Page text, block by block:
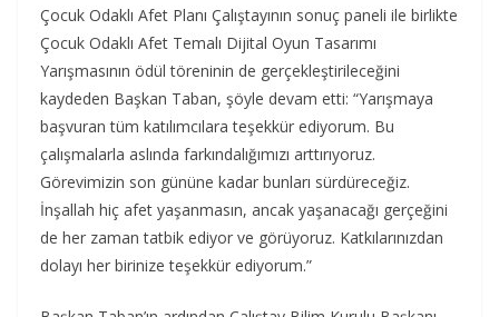
Çocuk Odaklı Afet Planı Çalıştayının sonuç paneli ile birlikte
Çocuk Odaklı Afet Temalı Dijital Oyun Tasarımı
Yarışmasının ödül töreninin de gerçekleştirileceğini
kaydeden Başkan Taban, şöyle devam etti: “Yarışmaya
başvuran tüm katılımcılara teşekkür ediyorum. Bu
çalışmalarla aslında farkındalığımızı arttırıyoruz.
Görevimizin son gününe kadar bunları sürdüreceğiz.
İnşallah hiç afet yaşanmasın, ancak yaşanacağı gerçeğini
de her zaman tatbik ediyor ve görüyoruz. Katkılarınızdan
dolayı her birinize teşekkür ediyorum.”